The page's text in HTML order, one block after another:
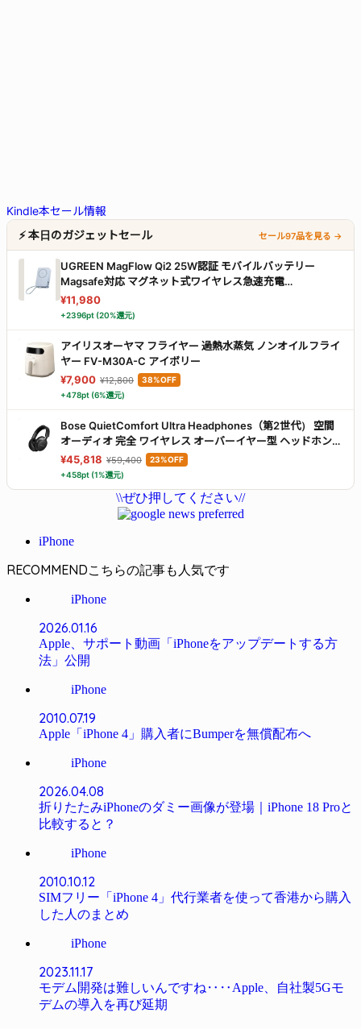
Kindle本セール情報
⚡ 本日のガジェットセール
セール97品を見る →
UGREEN MagFlow Qi2 25W認証 モバイルバッテリー
Magsafe対応 マグネット式ワイヤレス急速充電
20000mAh ブラック
¥11,980
+2396pt (20%還元)
アイリスオーヤマ フライヤー 過熱水蒸気 ノンオイルフライ
ヤー FV-M30A-C アイボリー
¥7,900 ¥12,800
38%OFF
+478pt (6%還元)
Bose QuietComfort Ultra Headphones（第2世代） 空間
オーディオ 完全 ワイヤレス オーバーイヤー型 ヘッドホン
ノイズキャンセリング Bluetooth接続 マイク搭載 最大30時
間再生 急速充電 ブラック
¥45,818 ¥59,400
23%OFF
+458pt (1%還元)
\\ぜひ押してください//
iPhone
RECOMMEND
iPhone
2026.01.16
Apple、サポート動画「iPhoneをアップデートする方
法」公開
iPhone
2010.07.19
Apple「iPhone 4」購入者にBumperを無償配布へ
iPhone
2026.04.08
折りたたみiPhoneのダミー画像が登場｜iPhone 18 Proと
比較すると？
iPhone
2010.10.12
SIMフリー「iPhone 4」代行業者を使って香港から購入
した人のまとめ
iPhone
2023.11.17
モデム開発は難しいんですね‥‥Apple、自社製5Gモ
デムの導入を再び延期